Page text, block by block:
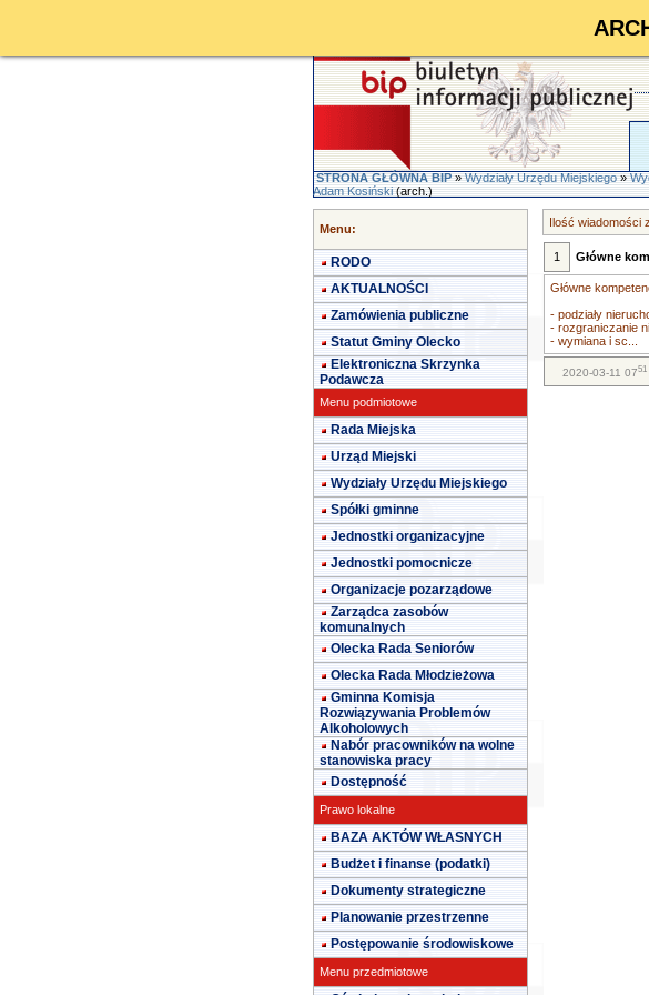
STRONA GŁÓWNA BIP»Wydziały Urzędu Miejskiego»
Adam Kosiński(arch.)
Menu:
RODO
AKTUALNOŚCI
Zamówienia publiczne
Statut Gminy Olecko
Elektroniczna Skrzynka
Podawcza
Menu podmiotowe
Rada Miejska
Urząd Miejski
Wydziały Urzędu Miejskiego
Spółki gminne
Jednostki organizacyjne
Jednostki pomocnicze
Organizacje pozarządowe
Zarządca zasobów
komunalnych
Olecka Rada Seniorów
Olecka Rada Młodzieżowa
Gminna Komisja
Rozwiązywania Problemów
Alkoholowych
Nabór pracowników na wolne
stanowiska pracy
Dostępność
Prawo lokalne
BAZA AKTÓW WŁASNYCH
Budżet i finanse (podatki)
Dokumenty strategiczne
Planowanie przestrzenne
Postępowanie środowiskowe
Menu przedmiotowe
Ilość wiadomości
1 Główne
Główne
- podziały
- rozgraniczanie
- wymiana i sc...
2020-03-11 0751